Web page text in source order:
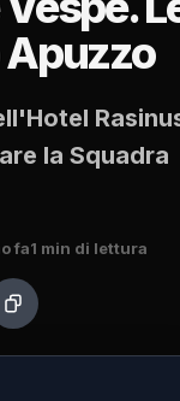
Apuzzo
la Squadra
fa1 min di lettura